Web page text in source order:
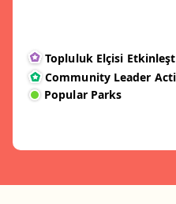
Topluluk Elçisi
Community Leader
Popular Parks